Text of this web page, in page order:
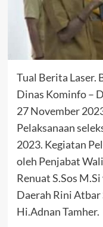
Tual Berita Laser.
Dinas Kominfo –
27 November
Pelaksanaan
2023. Kegiatan
oleh Penjabat
Renuat S.Sos
Daerah Rini Atbar
Hi.Adnan Tamher.